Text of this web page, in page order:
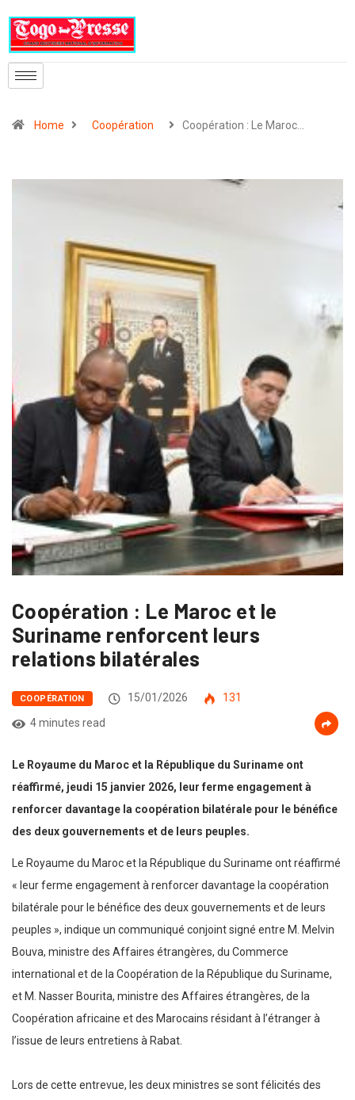
Home Coopération Coopération : Le Maroc…
Coopération : Le Maroc et le
Suriname renforcent leurs
relations bilatérales
COOPÉRATION 15/01/2026
131
4 minutes read
Le Royaume du Maroc et la République du Suriname ont
réaffirmé, jeudi 15 janvier 2026, leur ferme engagement à
renforcer davantage la coopération bilatérale pour le bénéfice
des deux gouvernements et de leurs peuples.
Le Royaume du Maroc et la République du Suriname ont réaffirmé
« leur ferme engagement à renforcer davantage la coopération
bilatérale pour le bénéfice des deux gouvernements et de leurs
peuples », indique un communiqué conjoint signé entre M. Melvin
Bouva, ministre des Affaires étrangères, du Commerce
international et de la Coopération de la République du Suriname,
et M. Nasser Bourita, ministre des Affaires étrangères, de la
Coopération africaine et des Marocains résidant à l’étranger à
l’issue de leurs entretiens à Rabat.
Lors de cette entrevue, les deux ministres se sont félicités des